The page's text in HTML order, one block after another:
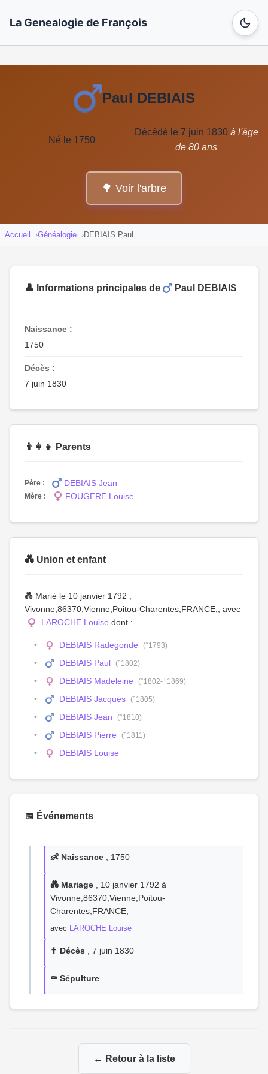
La Genealogie de François
Paul DEBIAIS
Né le 1750
Décédé le 7 juin 1830 à l'âge
de 80 ans
🌳 Voir l'arbre
Accueil Généalogie DEBIAIS Paul
👤 Informations principales de Paul DEBIAIS
Naissance :
1750
Décès :
7 juin 1830
👨‍👩‍👧 Parents
Père : DEBIAIS Jean
Mère : FOUGERE Louise
💑 Union et enfant
💑 Marié le 10 janvier 1792 ,
Vivonne,86370,Vienne,Poitou-Charentes,FRANCE,, avec
LAROCHE Louise dont :
DEBIAIS Radegonde (°1793)
DEBIAIS Paul (°1802)
DEBIAIS Madeleine (°1802-†1869)
DEBIAIS Jacques (°1805)
DEBIAIS Jean (°1810)
DEBIAIS Pierre (°1811)
DEBIAIS Louise
📅 Événements
👶 Naissance , 1750
💑 Mariage , 10 janvier 1792 à
Vivonne,86370,Vienne,Poitou-
Charentes,FRANCE,
avec LAROCHE Louise
✝️ Décès , 7 juin 1830
⚰️ Sépulture
← Retour à la liste